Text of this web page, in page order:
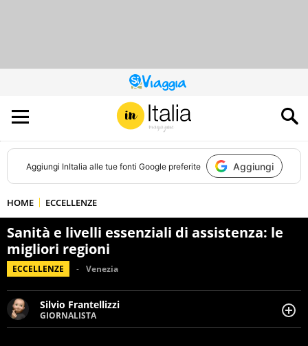
QUESTO
SITO
CONTRIBUISCE
ALL’AUDIENCE
DI
Aggiungi InItalia alle tue fonti Google preferite Aggiungi
HOME ECCELLENZE
Sanità e livelli essenziali di assistenza: le
migliori regioni
ECCELLENZE Venezia
Silvio Frantellizzi
GIORNALISTA
Giornalista pubblicista. Da oltre dieci anni si occupa di